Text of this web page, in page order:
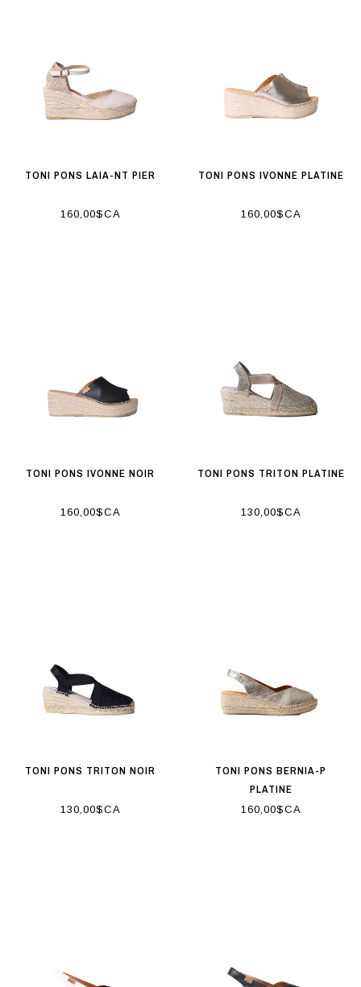
TONI PONS LAIA-NT PIER
160,00$CA
TONI PONS IVONNE PLATINE
160,00$CA
TONI PONS IVONNE NOIR
160,00$CA
TONI PONS TRITON PLATINE
130,00$CA
TONI PONS TRITON NOIR
130,00$CA
TONI PONS BERNIA-P
PLATINE
160,00$CA